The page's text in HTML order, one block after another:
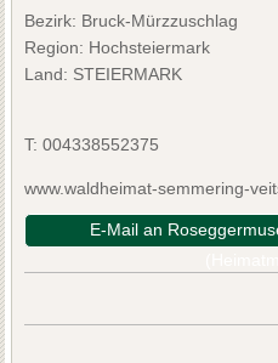
Bezirk: Bruck-Mürzzuschlag
Region: Hochsteiermark
Land: STEIERMARK
T: 004338552375
www.waldheimat-semmering-
E-Mail an